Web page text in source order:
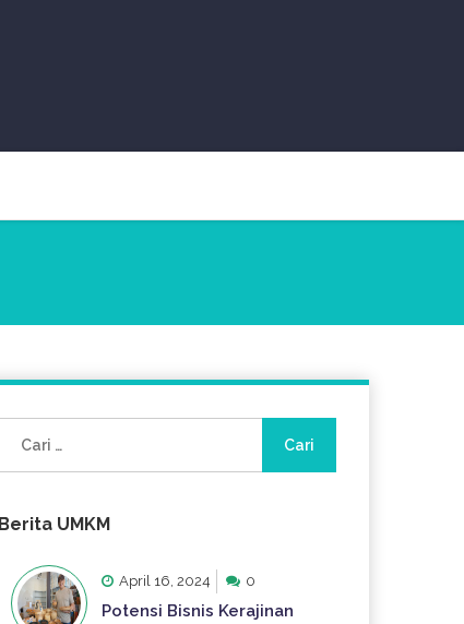
untuk:
Berita UMKM
April 16, 2024 0
Potensi Bisnis Kerajinan